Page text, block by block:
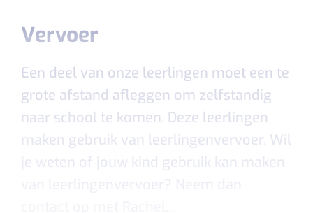
Vervoer
Een deel van onze leerlingen moet een te
grote afstand afleggen om zelfstandig
naar school te komen. Deze leerlingen
maken gebruik van leerlingenvervoer. Wil